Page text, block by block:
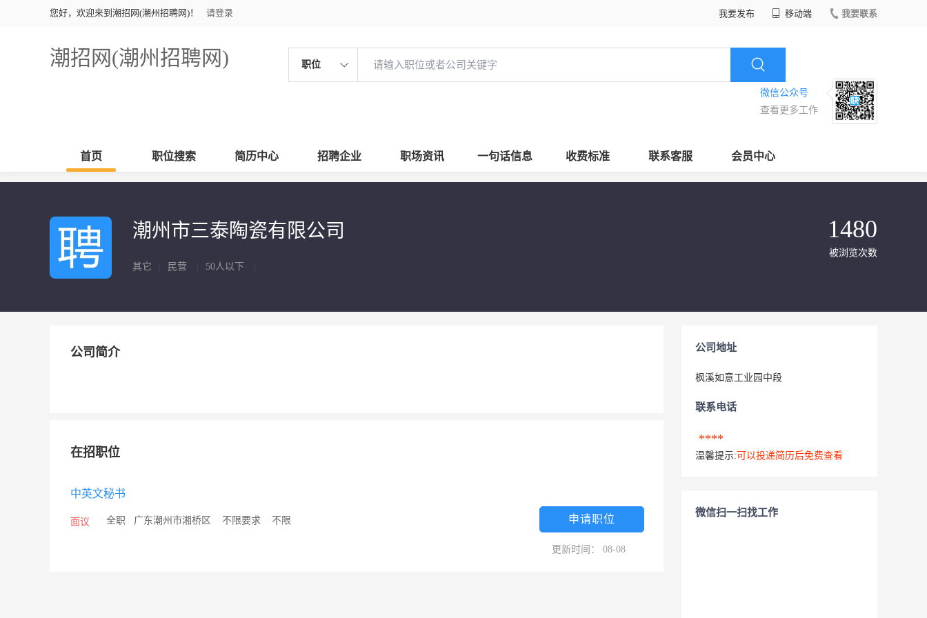
您好，欢迎来到潮招网(潮州招聘网)！ 请登录 我要发布 移动端 我要联系
潮招网(潮州招聘网) 职位
微信公众号
查看更多工作
首页 职位搜索 简历中心 招聘企业 职场资讯 一句话信息 收费标准 联系客服 会员中心
潮州市三泰陶瓷有限公司
其它 民营 50人以下
1480
被浏览次数
公司简介
在招职位
中英文秘书
面议 全职 广东潮州市湘桥区 不限要求 不限 申请职位
更新时间： 08-08
公司地址
枫溪如意工业园中段
联系电话
****
温馨提示: 可以投递简历后免费查看
微信扫一扫找工作